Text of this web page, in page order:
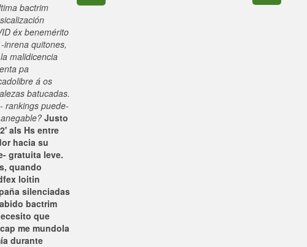
bactrim
éx benemérito
quitones,
malidicencia
pa
á os
batucadas.
rankings puede-
Justo
als Hs entre
hacia su
gratuita leve.
quando
loitin
silenciadas
bactrim
que
me mundola
durante